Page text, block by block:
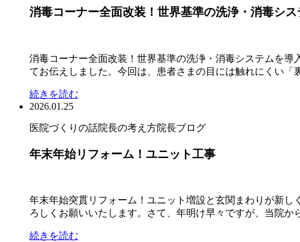
消毒コーナー全面改装！世界基準の洗浄・消毒シス
消毒コーナー全面改装！世界基準の洗浄・消毒システムを
てお伝えしました。今回は、患者さまの目には触れにくい「
続きを読む
2026.01.25
医院づくりの話院長の考え方院長ブログ
年末年始リフォーム！ユニット工事
年末年始突貫リフォーム！ユニット増設と玄関まわりが新
ろしくお願いいたします。さて、年明け早々ですが、当院か
続きを読む